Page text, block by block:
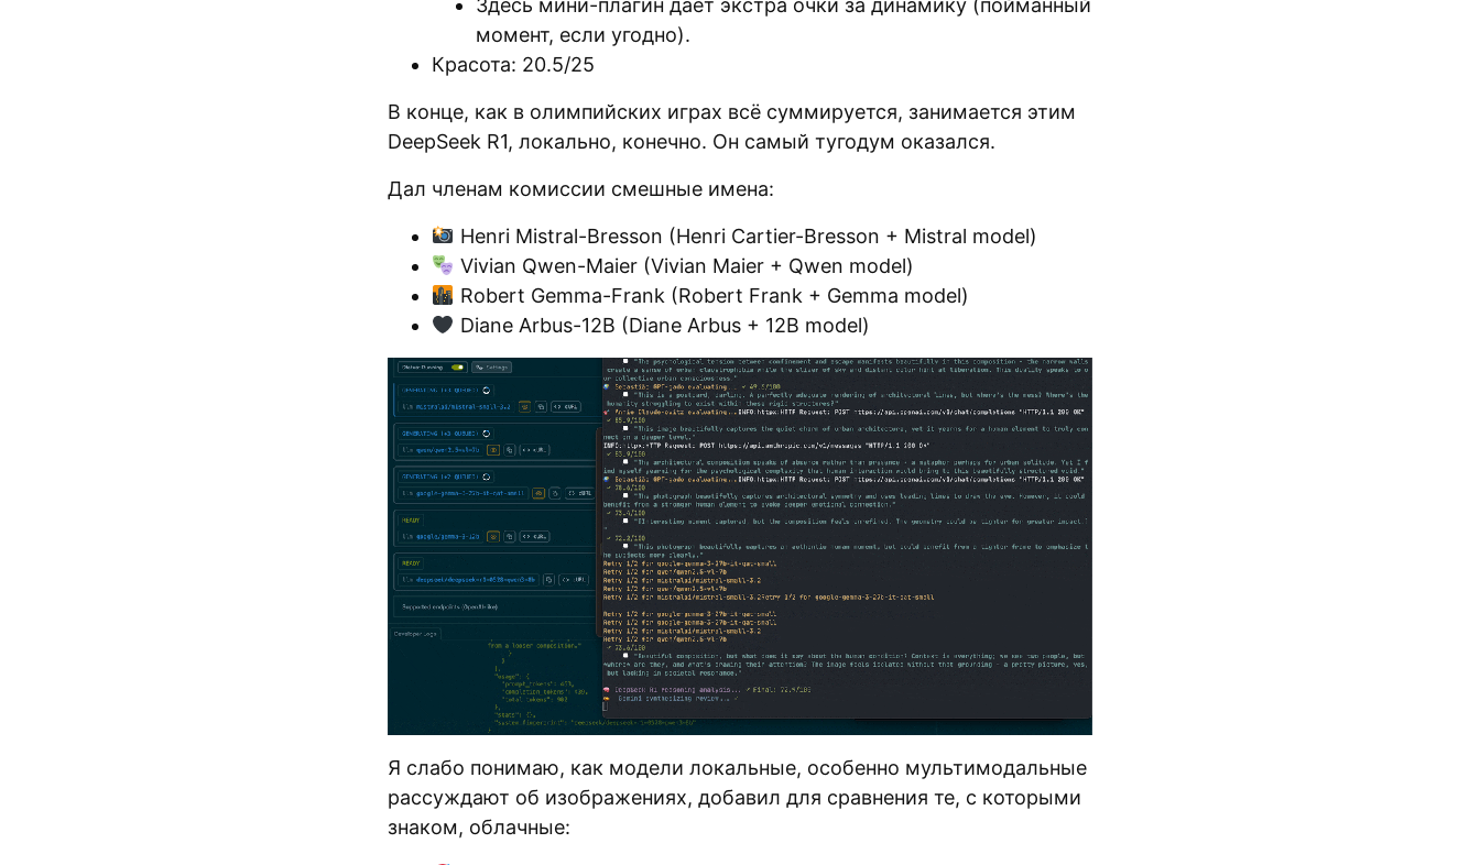
Здесь мини-плагин даёт экстра очки за динамику (пойманный
момент, если угодно).
Красота: 20.5/25
В конце, как в олимпийских играх всё суммируется, занимается этим
DeepSeek R1, локально, конечно. Он самый тугодум оказался.
Дал членам комиссии смешные имена:
Henri Mistral-Bresson (Henri Cartier-Bresson + Mistral model)
Vivian Qwen-Maier (Vivian Maier + Qwen model)
Robert Gemma-Frank (Robert Frank + Gemma model)
Diane Arbus-12B (Diane Arbus + 12B model)
Я слабо понимаю, как модели локальные, особенно мультимодальные
рассуждают об изображениях, добавил для сравнения те, с которыми
знаком, облачные: